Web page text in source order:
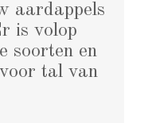
aardappels
is volop
soorten en
tal van